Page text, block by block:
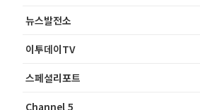
뉴스발전소
이투데이TV
스페셜리포트
Channel 5